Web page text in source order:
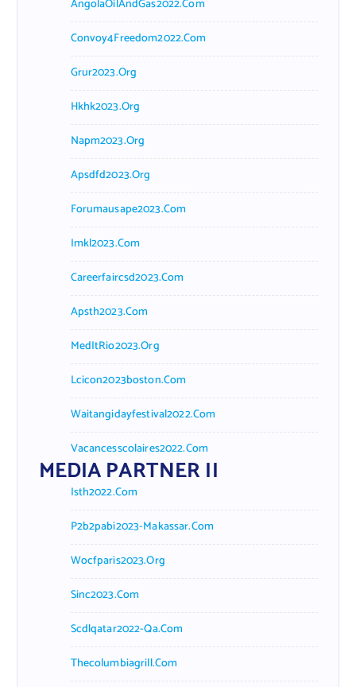
AngolaOilAndGas2022.com
Convoy4Freedom2022.com
Grur2023.org
Hkhk2023.org
Napm2023.org
Apsdfd2023.org
Forumausape2023.com
Imkl2023.com
Careerfaircsd2023.com
Apsth2023.com
MedItRio2023.org
Lcicon2023boston.com
Waitangidayfestival2022.com
Vacancesscolaires2022.com
MEDIA PARTNER II
Isth2022.com
P2b2pabi2023-Makassar.com
Wocfparis2023.org
Sinc2023.com
Scdlqatar2022-Qa.com
Thecolumbiagrill.com